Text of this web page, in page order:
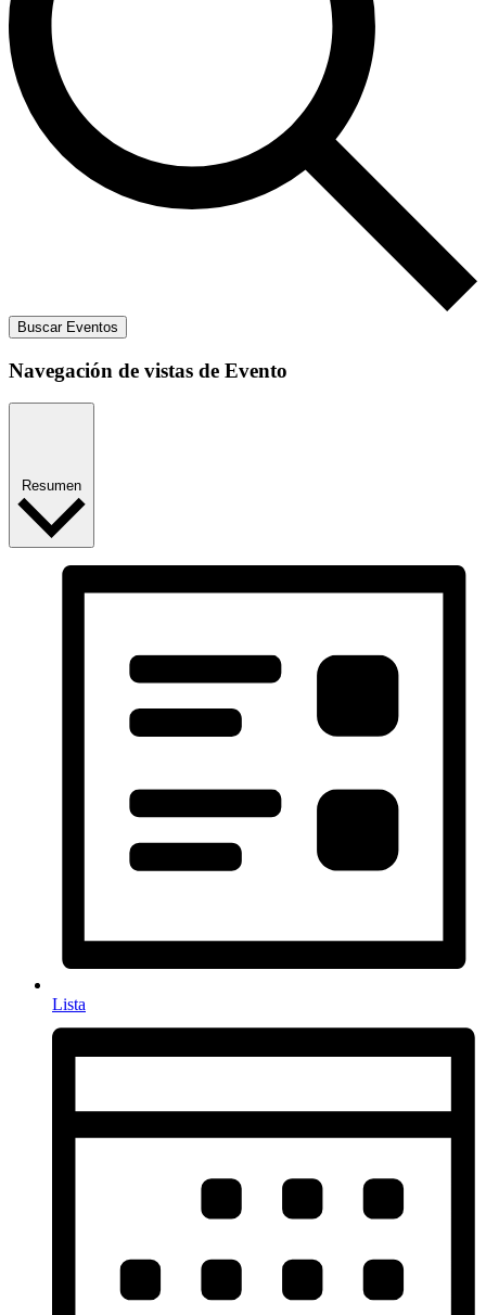
Buscar Eventos
Navegación de vistas de Evento
Resumen
Lista